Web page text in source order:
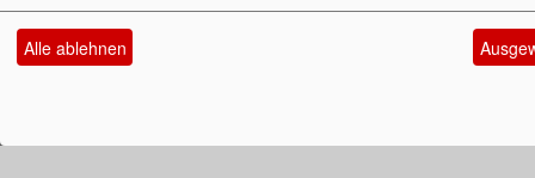
Alle ablehnen